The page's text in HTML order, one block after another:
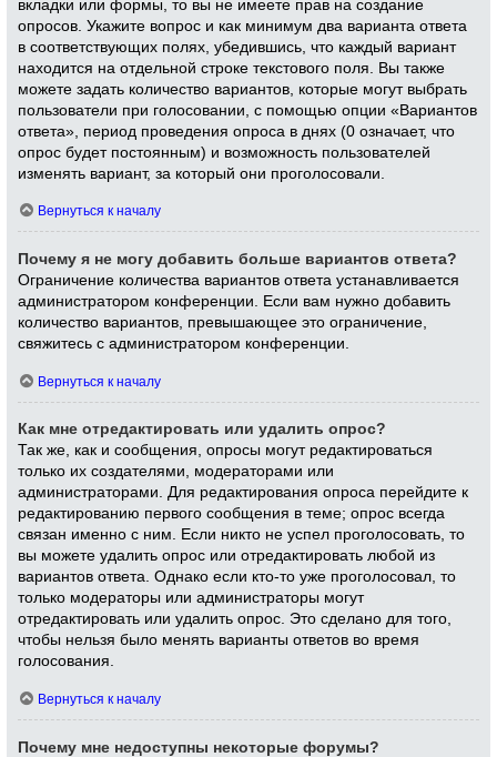
вкладки или формы, то вы не имеете прав на создание
опросов. Укажите вопрос и как минимум два варианта ответа
в соответствующих полях, убедившись, что каждый вариант
находится на отдельной строке текстового поля. Вы также
можете задать количество вариантов, которые могут выбрать
пользователи при голосовании, с помощью опции «Вариантов
ответа», период проведения опроса в днях (0 означает, что
опрос будет постоянным) и возможность пользователей
изменять вариант, за который они проголосовали.
Вернуться к началу
Почему я не могу добавить больше вариантов ответа?
Ограничение количества вариантов ответа устанавливается
администратором конференции. Если вам нужно добавить
количество вариантов, превышающее это ограничение,
свяжитесь с администратором конференции.
Вернуться к началу
Как мне отредактировать или удалить опрос?
Так же, как и сообщения, опросы могут редактироваться
только их создателями, модераторами или
администраторами. Для редактирования опроса перейдите к
редактированию первого сообщения в теме; опрос всегда
связан именно с ним. Если никто не успел проголосовать, то
вы можете удалить опрос или отредактировать любой из
вариантов ответа. Однако если кто-то уже проголосовал, то
только модераторы или администраторы могут
отредактировать или удалить опрос. Это сделано для того,
чтобы нельзя было менять варианты ответов во время
голосования.
Вернуться к началу
Почему мне недоступны некоторые форумы?